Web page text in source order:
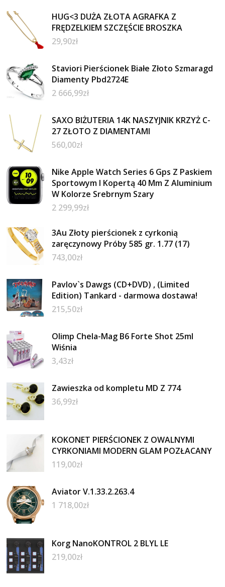
HUG<3 DUŻA ZŁOTA AGRAFKA Z
FRĘDZELKIEM SZCZĘŚCIE BROSZKA
29,90zł
Staviori Pierścionek Białe Złoto Szmaragd
Diamenty Pbd2724E
2 666,99zł
SAXO BIŻUTERIA 14K NASZYJNIK KRZYŻ C-
27 ZŁOTO Z DIAMENTAMI
560,00zł
Nike Apple Watch Series 6 Gps Z Paskiem
Sportowym I Kopertą 40 Mm Z Aluminium
W Kolorze Srebrnym Szary
2 299,99zł
3Au Złoty pierścionek z cyrkonią
zaręczynowy Próby 585 gr. 1.77 (17)
743,00zł
Pavlov`s Dawgs (CD+DVD) , (Limited
Edition) Tankard - darmowa dostawa!
215,50zł
Olimp Chela-Mag B6 Forte Shot 25ml
Wiśnia
3,43zł
Zawieszka od kompletu MD Z 774
36,99zł
KOKONET PIERŚCIONEK Z OWALNYMI
CYRKONIAMI MODERN GLAM POZŁACANY
119,00zł
Aviator V.1.33.2.263.4
1 718,00zł
Korg NanoKONTROL 2 BLYL LE
219,00zł